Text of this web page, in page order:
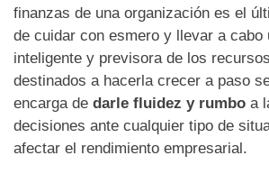
finanzas de una organización es el
de cuidar con esmero y llevar a cabo
inteligente y previsora de los
destinados a hacerla crecer a paso
encarga de darle fluidez y rumbo a
decisiones ante cualquier tipo de
afectar el rendimiento empresarial.